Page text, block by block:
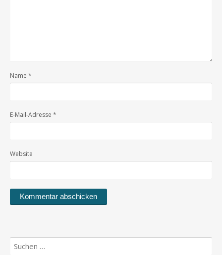
Name *
E-Mail-Adresse *
Website
Suchen
nach: